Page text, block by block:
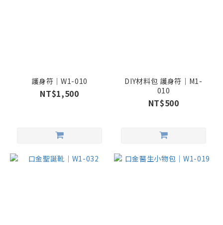
護身符｜W1-010
NT$1,500
DIY材料包 護身符｜M1-
010
NT$500